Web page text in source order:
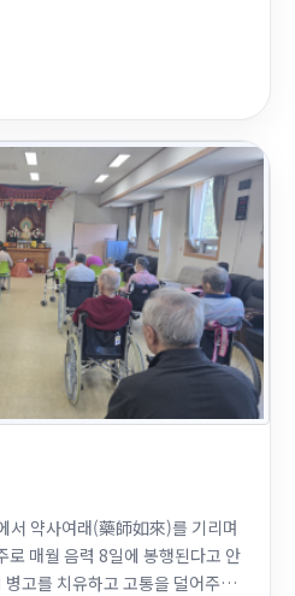
뷰티미용과와 월정사대학생전법
달려오신 우리 ...
서 약사여래(藥師如來)를 기리며
로 매월 음력 8일에 봉행된다고 안
고를 치유하고 고통을 덜어주는